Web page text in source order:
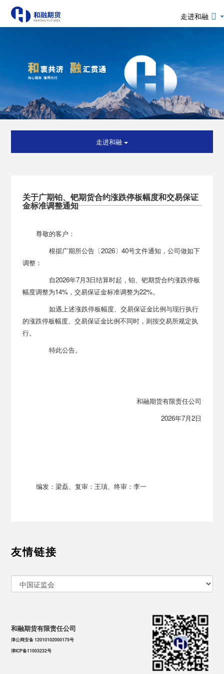
走进和融
走进和融
关于广期铂、钯期货合约涨跌停板幅度和交易保证
金标准调整通知
尊敬的客户：
根据广期所公告〔2026〕40号文件通知，公司做如下
调整：
自2026年7月3日结算时起，铂、钯期货合约涨跌停板
幅度调整为14%，交易保证金标准调整为22%。
如遇上述涨跌停板幅度、交易保证金比例与现行执行
的涨跌停板幅度、交易保证金比例不同时，则按交易所规定执
行。
特此公告。
和融期货有限责任公司
2026年7月2日
编发：梁磊、复审：王瑱、终审：李一
友情链接
和融期货有限责任公司
津公网安备 12010102000175号
津ICP备11003232号